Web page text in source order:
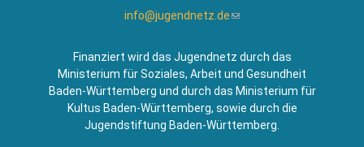
info@jugendnetz.de(Link
Mail)
Finanziert wird das Jugendnetz durch das
Ministerium für Soziales, Arbeit und Gesundheit
Baden-Württemberg und durch das Ministerium für
Kultus Baden-Württemberg, sowie durch die
Jugendstiftung Baden-Württemberg.